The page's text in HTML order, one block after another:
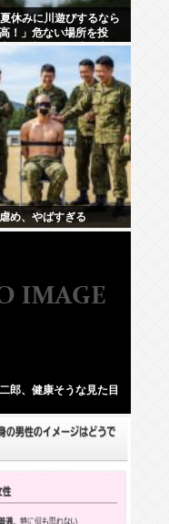
夏休みに川遊びするなら
高！」危ない場所を投
故が起きたら法的責任
？
め、やばすぎる
郎、健康そうな見た目